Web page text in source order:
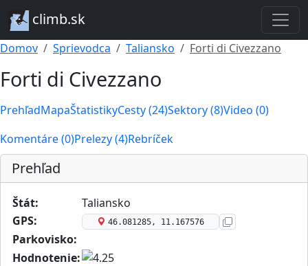
climb.sk
Domov Sprievodca Taliansko Forti di Civezzano
Forti di Civezzano
PrehľadMapaŠtatistikyCesty (24)Sektory (8)Video (0)
Komentáre (0)Prelezy (4)Rebríček
Prehľad
Štát:
Taliansko
GPS:
46.081285, 11.167576
Parkovisko:
Hodnotenie: